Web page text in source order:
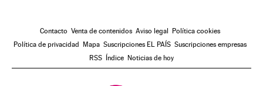
Contacto Venta de contenidos Aviso legal
Política cookies
Política de privacidad
Mapa Suscripciones EL PAÍS Suscripciones empresas
RSS
Índice Noticias de hoy